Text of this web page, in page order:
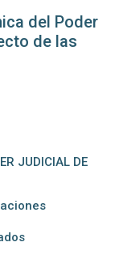
del Poder
de las
JUDICIAL DE